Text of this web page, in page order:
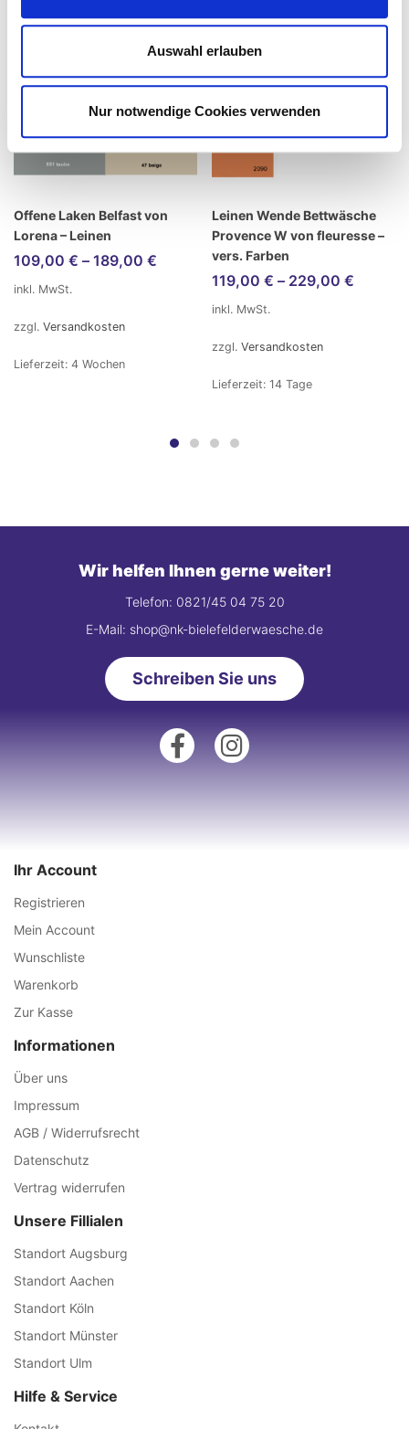
Auswahl erlauben
Nur notwendige Cookies verwenden
Offene Laken Belfast von
Lorena – Leinen
109,00 € – 189,00 €
inkl. MwSt.
zzgl. Versandkosten
Lieferzeit: 4 Wochen
Leinen Wende Bettwäsche
Provence W von fleuresse –
vers. Farben
119,00 € – 229,00 €
inkl. MwSt.
zzgl. Versandkosten
Lieferzeit: 14 Tage
Wir helfen Ihnen gerne weiter!
Telefon: 0821/45 04 75 20
E-Mail: shop@nk-bielefelderwaesche.de
Schreiben Sie uns
Ihr Account
Registrieren
Mein Account
Wunschliste
Warenkorb
Zur Kasse
Informationen
Über uns
Impressum
AGB / Widerrufsrecht
Datenschutz
Vertrag widerrufen
Unsere Fillialen
Standort Augsburg
Standort Aachen
Standort Köln
Standort Münster
Standort Ulm
Hilfe & Service